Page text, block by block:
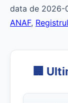
data de 2026-
ANAF,
🏢